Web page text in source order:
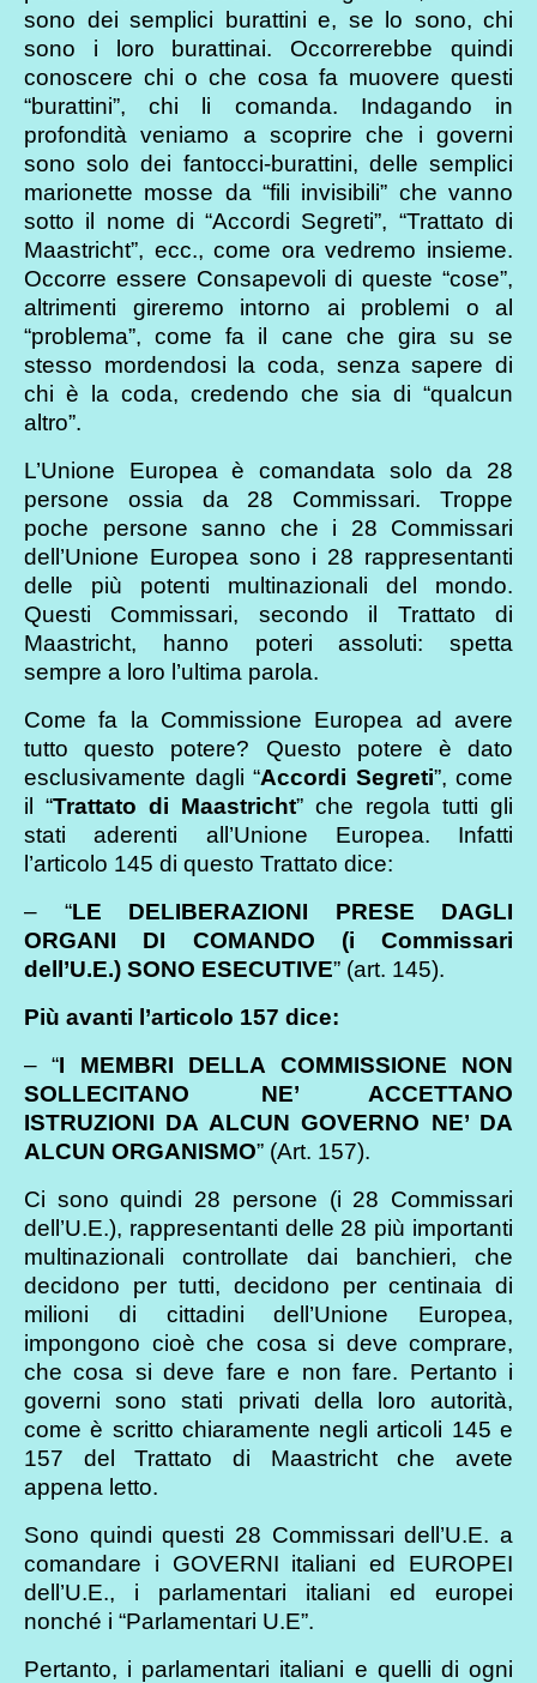
sono dei semplici burattini e, se lo sono, chi
sono i loro burattinai. Occorrerebbe quindi
conoscere chi o che cosa fa muovere questi
“burattini”, chi li comanda. Indagando in
profondità veniamo a scoprire che i governi
sono solo dei fantocci-burattini, delle semplici
marionette mosse da “fili invisibili” che vanno
sotto il nome di “Accordi Segreti”, “Trattato di
Maastricht”, ecc., come ora vedremo insieme.
Occorre essere Consapevoli di queste “cose”,
altrimenti gireremo intorno ai problemi o al
“problema”, come fa il cane che gira su se
stesso mordendosi la coda, senza sapere di
chi è la coda, credendo che sia di “qualcun
altro”.
L’Unione Europea è comandata solo da 28
persone ossia da 28 Commissari. Troppe
poche persone sanno che i 28 Commissari
dell’Unione Europea sono i 28 rappresentanti
delle più potenti multinazionali del mondo.
Questi Commissari, secondo il Trattato di
Maastricht, hanno poteri assoluti: spetta
sempre a loro l’ultima parola.
Come fa la Commissione Europea ad avere
tutto questo potere? Questo potere è dato
esclusivamente dagli “Accordi Segreti”, come
il “Trattato di Maastricht” che regola tutti gli
stati aderenti all’Unione Europea. Infatti
l’articolo 145 di questo Trattato dice:
– “LE DELIBERAZIONI PRESE DAGLI
ORGANI DI COMANDO (i Commissari
dell’U.E.) SONO ESECUTIVE” (art. 145).
Più avanti l’articolo 157 dice:
– “I MEMBRI DELLA COMMISSIONE NON
SOLLECITANO NE’ ACCETTANO
ISTRUZIONI DA ALCUN GOVERNO NE’ DA
ALCUN ORGANISMO” (Art. 157).
Ci sono quindi 28 persone (i 28 Commissari
dell’U.E.), rappresentanti delle 28 più importanti
multinazionali controllate dai banchieri, che
decidono per tutti, decidono per centinaia di
milioni di cittadini dell’Unione Europea,
impongono cioè che cosa si deve comprare,
che cosa si deve fare e non fare. Pertanto i
governi sono stati privati della loro autorità,
come è scritto chiaramente negli articoli 145 e
157 del Trattato di Maastricht che avete
appena letto.
Sono quindi questi 28 Commissari dell’U.E. a
comandare i GOVERNI italiani ed EUROPEI
dell’U.E., i parlamentari italiani ed europei
nonché i “Parlamentari U.E”.
Pertanto, i parlamentari italiani e quelli di ogni